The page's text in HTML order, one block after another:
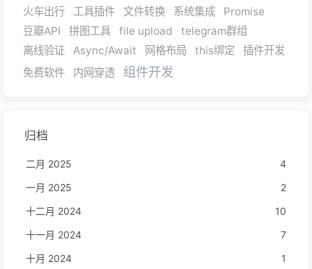
火车出行
工具插件 文件转换 系统集成
Promise
豆瓣API
拼图工具 file upload
telegram群组
离线验证
Async/Await 网格布局 this绑定
插件开发
免费软件
内网穿透 组件开发
归档
二月 2025
4
一月 2025
2
十二月 2024
10
十一月 2024
7
十月 2024
1